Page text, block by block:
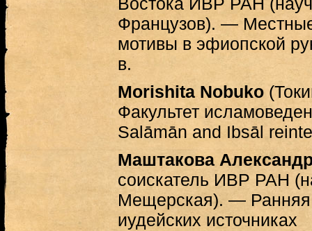
Французов). —
мотивы в эфиопской
в.
Morishita Nobuko
Факультет
Salāmān and Ibsāl
Маштакова
соискатель ИВР РАН
Мещерская). — Ранняя
иудейских источниках